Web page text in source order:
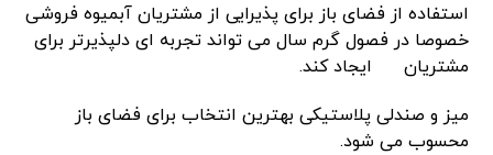
استفاده از فضای باز برای پذیرایی از مشتریان آبمیوه فروشی
خصوصا در فصول گرم سال می تواند تجربه ای دلپذیرتر برای
مشتریان
ایجاد کند.
میز و صندلی پلاستیکی بهترین انتخاب برای فضای باز
محسوب می شود.